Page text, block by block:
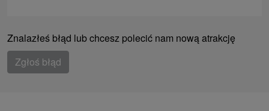
Znalazłeś błąd lub chcesz polecić nam nową atrakcję
Zgłoś błąd